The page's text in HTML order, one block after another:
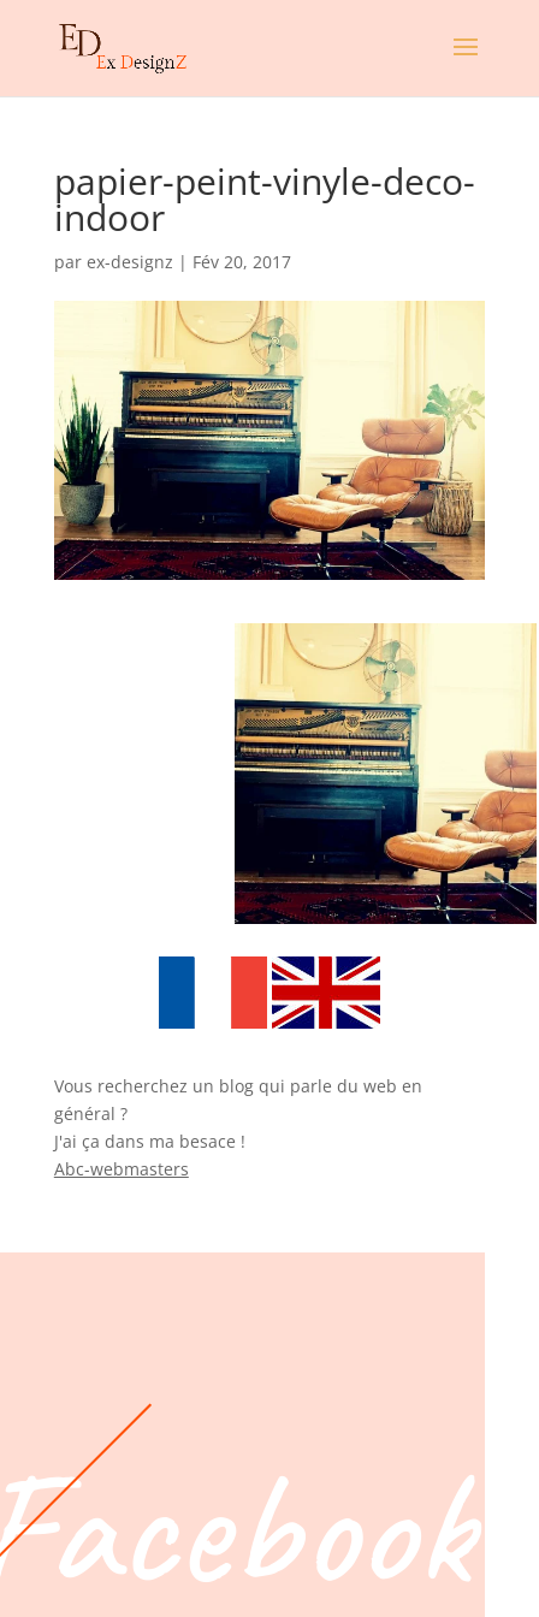
papier-peint-vinyle-deco-
indoor
par ex-designz | Fév 20, 2017
Vous recherchez un blog qui parle du web en
général ?
J'ai ça dans ma besace !
Abc-webmasters